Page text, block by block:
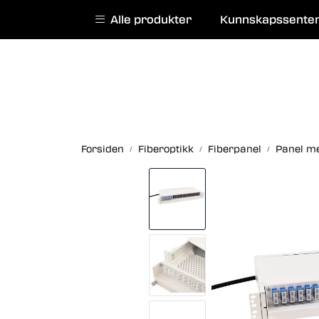
English website | Kurs |
Alle produkter
Forsiden Fiberoptikk Fiberpanel Panel